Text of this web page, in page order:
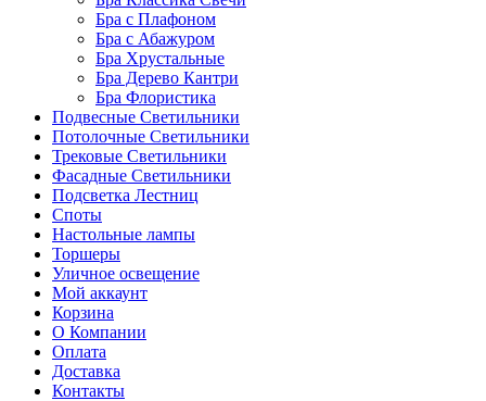
Бра с Плафоном
Бра с Абажуром
Бра Хрустальные
Бра Дерево Кантри
Бра Флористика
Подвесные Светильники
Потолочные Светильники
Трековые Светильники
Фасадные Светильники
Подсветка Лестниц
Споты
Настольные лампы
Торшеры
Уличное освещение
Мой аккаунт
Корзина
О Компании
Оплата
Доставка
Контакты